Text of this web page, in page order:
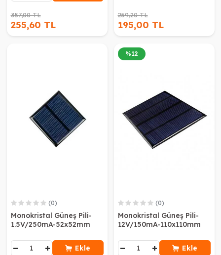
357,00 TL
255,60 TL
259,20 TL
195,00 TL
(0)
Monokristal Güneş Pili-
1.5V/250mA-52x52mm
− + Ekle
%12
(0)
Monokristal Güneş Pili-
12V/150mA-110x110mm
− + Ekle